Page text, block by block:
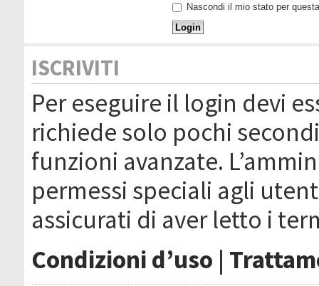
Nascondi il mio stato per
ISCRIVITI
Per eseguire il login devi
richiede solo pochi
funzioni avanzate.
permessi speciali agli
assicurati di aver letto i
Condizioni d’uso |